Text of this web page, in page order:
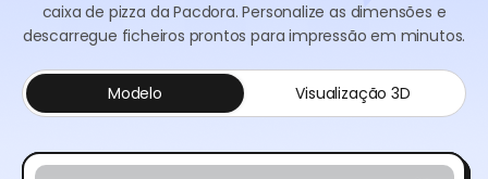
caixa de pizza da Pacdora. Personalize as dimensões e
descarregue ficheiros prontos para impressão em minutos.
Modelo Visualização 3D